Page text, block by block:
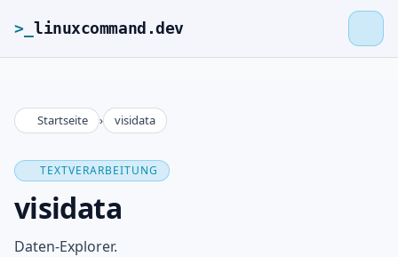
>_ linuxcommand.dev
>_linuxcommand.dev
Roadmap
Startseite › visidata
TEXTVERARBEITUNG
visidata
Daten-Explorer.